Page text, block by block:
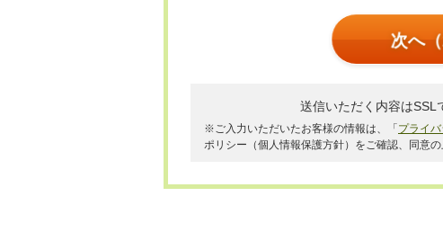
次へ
送信いただく内容はSSL
※ご入力いただいたお客様の情報は、「 プライ
ポリシー（個人情報保護方針）をご確認、同意